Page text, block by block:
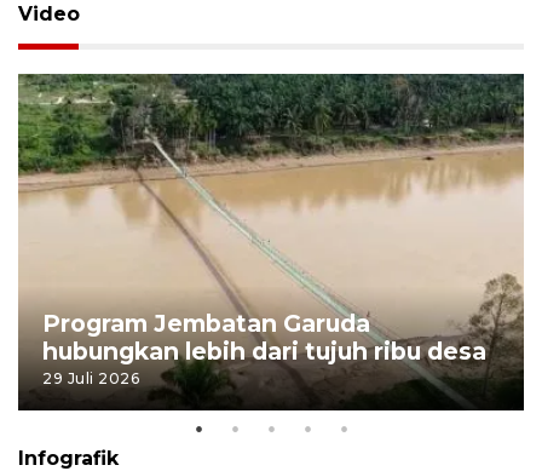
Video
Program Jembatan Garuda
hubungkan lebih dari tujuh ribu desa
29 Juli 2026
Infografik